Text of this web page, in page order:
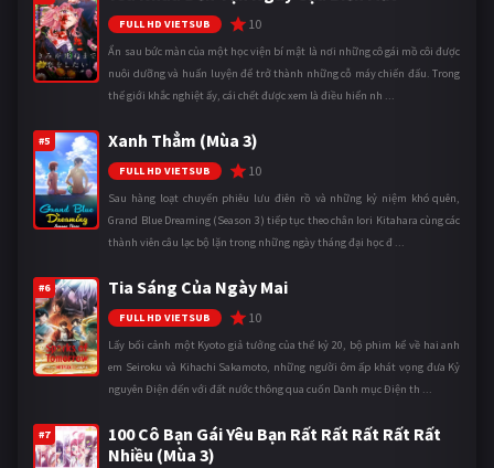
FULL HD VIETSUB 10
Ẩn sau bức màn của một học viện bí mật là nơi những cô gái mồ côi được
nuôi dưỡng và huấn luyện để trở thành những cỗ máy chiến đấu. Trong
thế giới khắc nghiệt ấy, cái chết được xem là điều hiển nh ...
#5 Xanh Thẳm (Mùa 3)
FULL HD VIETSUB 10
Sau hàng loạt chuyến phiêu lưu điên rồ và những kỷ niệm khó quên,
Grand Blue Dreaming (Season 3) tiếp tục theo chân Iori Kitahara cùng các
thành viên câu lạc bộ lặn trong những ngày tháng đại học đ ...
#6 Tia Sáng Của Ngày Mai
FULL HD VIETSUB 10
Lấy bối cảnh một Kyoto giả tưởng của thế kỷ 20, bộ phim kể về hai anh
em Seiroku và Kihachi Sakamoto, những người ôm ấp khát vọng đưa Kỷ
nguyên Điện đến với đất nước thông qua cuốn Danh mục Điện th ...
#7
100 Cô Bạn Gái Yêu Bạn Rất Rất Rất Rất Rất
Nhiều (Mùa 3)